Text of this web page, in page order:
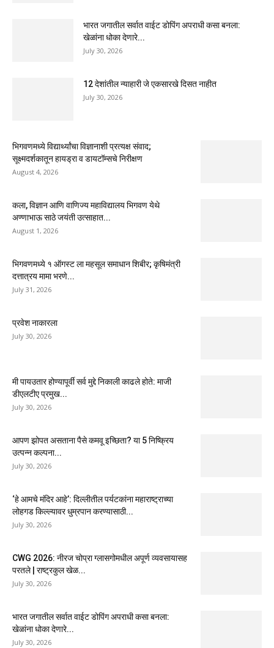
भारत जगातील सर्वात वाईट डोपिंग अपराधी कसा बनला:
खेळांना धोका देणारे...
July 30, 2026
12 देशांतील न्याहारी जे एकसारखे दिसत नाहीत
July 30, 2026
भिगवणमध्ये विद्यार्थ्यांचा विज्ञानाशी प्रत्यक्ष संवाद;
सूक्ष्मदर्शकातून हायड्रा व डायटॉम्सचे निरीक्षण
August 4, 2026
कला, विज्ञान आणि वाणिज्य महाविद्यालय भिगवण येथे
अण्णाभाऊ साठे जयंती उत्साहात...
August 1, 2026
भिगवणमध्ये १ ऑगस्ट ला महसूल समाधान शिबीर; कृषिमंत्री
दत्तात्रय मामा भरणे...
July 31, 2026
प्रवेश नाकारला
July 30, 2026
मी पायउतार होण्यापूर्वी सर्व मुद्दे निकाली काढले होते: माजी
डीएलटीए प्रमुख...
July 30, 2026
आपण झोपत असताना पैसे कमवू इच्छिता? या 5 निष्क्रिय
उत्पन्न कल्पना...
July 30, 2026
‘हे आमचे मंदिर आहे’: दिल्लीतील पर्यटकांना महाराष्ट्राच्या
लोहगड किल्ल्यावर धुम्रपान करण्यासाठी...
July 30, 2026
CWG 2026: नीरज चोप्रा ग्लासगोमधील अपूर्ण व्यवसायासह
परतले | राष्ट्रकुल खेळ...
July 30, 2026
भारत जगातील सर्वात वाईट डोपिंग अपराधी कसा बनला:
खेळांना धोका देणारे...
July 30, 2026